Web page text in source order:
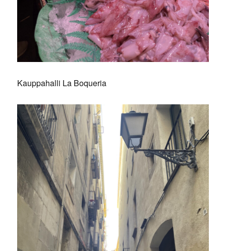
Kauppahalli La Boqueria